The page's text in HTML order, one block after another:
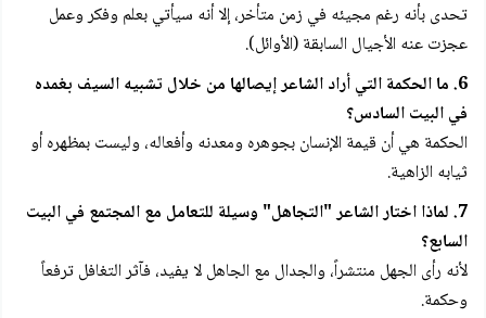
تحدى بأنه رغم مجيئه في زمن متأخر، إلا أنه سيأتي بعلم وفكر وعمل
عجزت عنه الأجيال السابقة (الأوائل).
6. ما الحكمة التي أراد الشاعر إيصالها من خلال تشبيه السيف بغمده
في البيت السادس؟
الحكمة هي أن قيمة الإنسان بجوهره ومعدنه وأفعاله، وليست بمظهره أو
ثيابه الزاهية.
7. لماذا اختار الشاعر "التجاهل" وسيلة للتعامل مع المجتمع في البيت
السابع؟
لأنه رأى الجهل منتشراً، والجدال مع الجاهل لا يفيد، فآثر التغافل ترفعاً
وحكمة.